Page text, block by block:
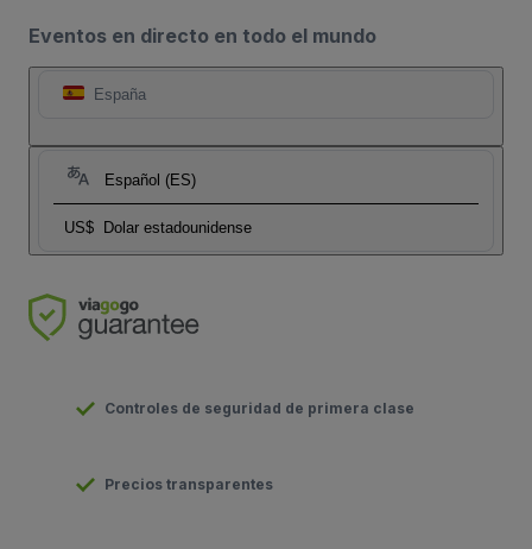
Eventos en directo en todo el mundo
España
Español (ES)
US$ Dolar estadounidense
Controles de seguridad de primera clase
Precios transparentes